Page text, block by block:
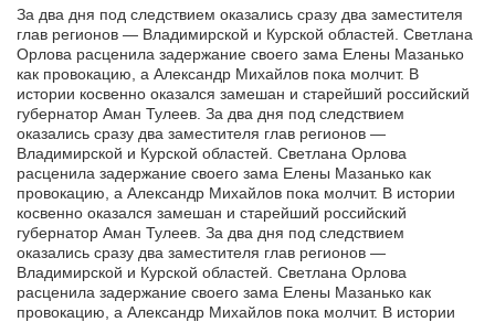
За два дня под следствием оказались сразу два заместителя
глав регионов — Владимирской и Курской областей. Светлана
Орлова расценила задержание своего зама Елены Мазанько
как провокацию, а Александр Михайлов пока молчит. В
истории косвенно оказался замешан и старейший российский
губернатор Аман Тулеев. За два дня под следствием
оказались сразу два заместителя глав регионов —
Владимирской и Курской областей. Светлана Орлова
расценила задержание своего зама Елены Мазанько как
провокацию, а Александр Михайлов пока молчит. В истории
косвенно оказался замешан и старейший российский
губернатор Аман Тулеев. За два дня под следствием
оказались сразу два заместителя глав регионов —
Владимирской и Курской областей. Светлана Орлова
расценила задержание своего зама Елены Мазанько как
провокацию, а Александр Михайлов пока молчит. В истории